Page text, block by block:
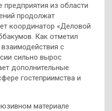
из области
продолжат
координатор «Деловой
Как отметил
взаимодействия с
сильно вырос
дополнительные
гостеприимства и
материале